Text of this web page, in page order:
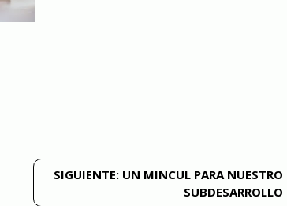
SIGUIENTE: UN MINCUL PARA NUESTRO
SUBDESARROLLO